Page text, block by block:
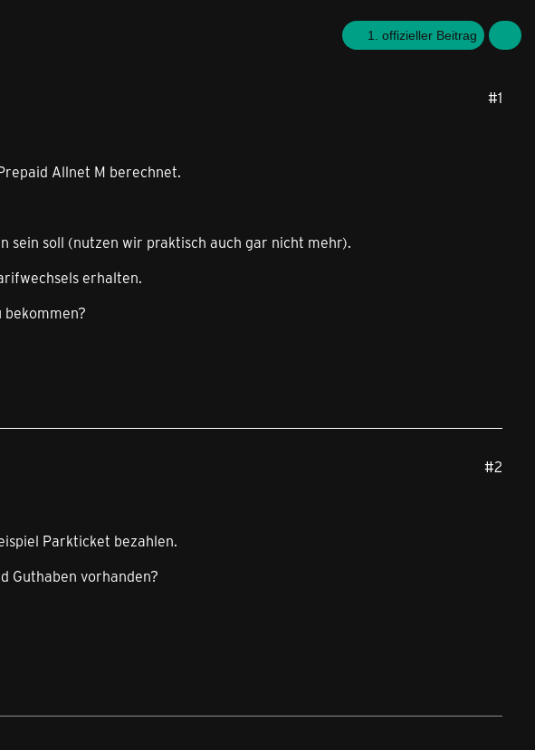
1. offizieller Beitrag
#1
Allnet M berechnet.
sein soll (nutzen wir praktisch auch gar nicht mehr).
erhalten.
#2
Parkticket bezahlen.
Guthaben vorhanden?